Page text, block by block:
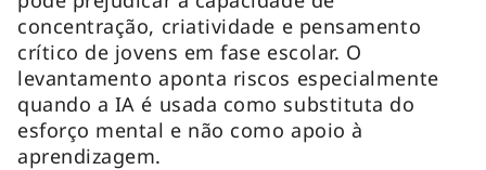
concentração, criatividade e pensamento
crítico de jovens em fase escolar. O
levantamento aponta riscos especialmente
quando a IA é usada como substituta do
esforço mental e não como apoio à
aprendizagem.